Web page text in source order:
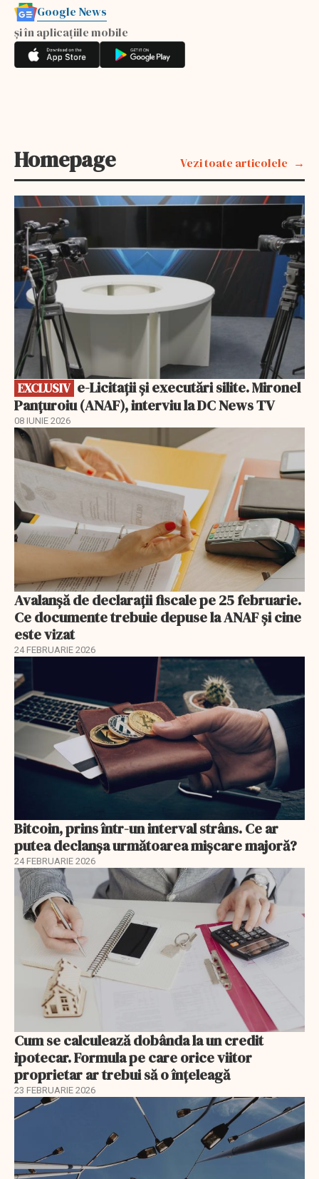
Google News
și în aplicațiile mobile
Homepage Vezi toate articolele
EXCLUSIV
EXCLUSIV
Panțuroiu (ANAF), interviu la DC News TV
08 IUNIE 2026
Avalanșă de declarații fiscale pe 25 februarie.
Ce documente trebuie depuse la ANAF și cine
este vizat
24 FEBRUARIE 2026
Bitcoin, prins într-un interval strâns. Ce ar
putea declanșa următoarea mișcare majoră?
24 FEBRUARIE 2026
Cum se calculează dobânda la un credit
ipotecar. Formula pe care orice viitor
proprietar ar trebui să o înțeleagă
23 FEBRUARIE 2026